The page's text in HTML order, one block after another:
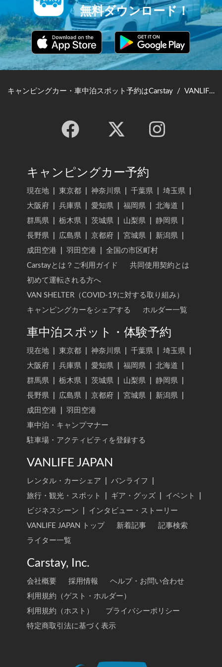
無料ダウンロード！
キャンピングカー・車中泊スポット予約はCarstay / VANLIFE JAPAN TOP
キャンピングカー予約
現在地 東京都 神奈川県 千葉県 埼玉県
大阪府
兵庫県 愛知県 福岡県 北海道
群馬県
栃木県 茨城県 山梨県 静岡県
長野県
広島県 京都府 宮城県 新潟県
成田空港
羽田空港
全国の市区町村
Carstayとは？ご利用ガイド
共同使用契約とは
初めて運転される方へ
VAN SHELTER（COVID-19に対する取り組み）
キャンピングカーをシェアする
ホルダー一覧
車中泊スポット・体験予約
現在地 東京都 神奈川県 千葉県 埼玉県
大阪府
兵庫県 愛知県 福岡県 北海道
群馬県
栃木県 茨城県 山梨県 静岡県
長野県
広島県 京都府 宮城県 新潟県
成田空港
羽田空港
車中泊・キャンプマナー
駐車場・アクティビティを登録する
VANLIFE JAPAN
レンタル・カーシェア バンライフ
旅行・観光・スポット
ギア・グッズ イベント
ビジネスシーン
インタビュー・ストーリー
VANLIFE JAPAN トップ
新着記事
記事検索
ライター一覧
Carstay, Inc.
会社概要 採用情報
ヘルプ・お問い合わせ
利用規約（ゲスト・ホルダー）
利用規約（ホスト）
プライバシーポリシー
特定商取引法に基づく表示